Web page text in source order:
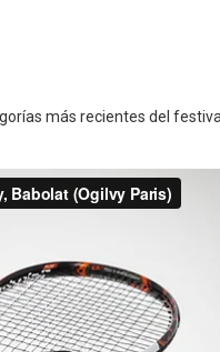
más recientes del festival.